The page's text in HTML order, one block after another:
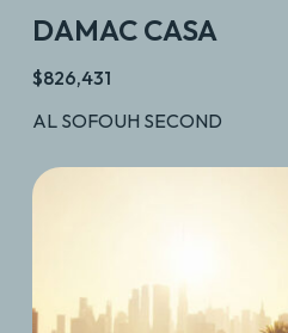
DAMAC CASA
$826,431
AL SOFOUH SECOND